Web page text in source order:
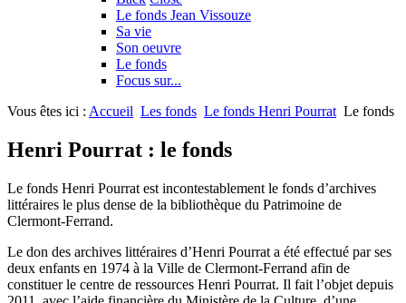
Le fonds Jean Vissouze
Sa vie
Son oeuvre
Le fonds
Focus sur...
Vous êtes ici : Accueil Les fonds Le fonds Henri Pourrat Le fonds
Henri Pourrat : le fonds
Le fonds Henri Pourrat est incontestablement le fonds d’archives
littéraires le plus dense de la bibliothèque du Patrimoine de
Clermont-Ferrand.
Le don des archives littéraires d’Henri Pourrat a été effectué par ses
deux enfants en 1974 à la Ville de Clermont-Ferrand afin de
constituer le centre de ressources Henri Pourrat. Il fait l’objet depuis